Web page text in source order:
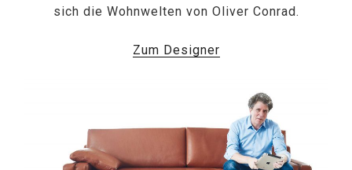
sich die Wohnwelten von Oliver Conrad.
Zum Designer